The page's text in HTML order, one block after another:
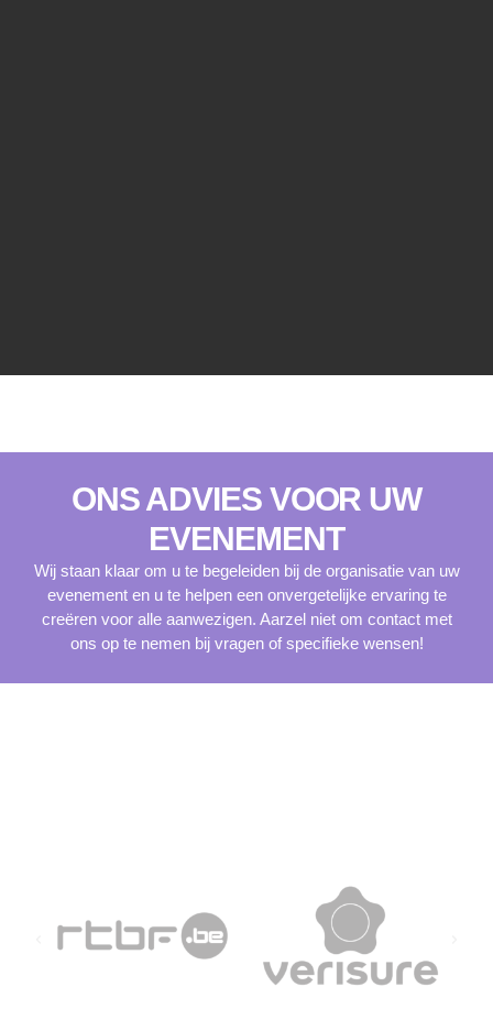
ONS ADVIES VOOR UW
EVENEMENT
Wij staan klaar om u te begeleiden bij de organisatie van uw
evenement en u te helpen een onvergetelijke ervaring te
creëren voor alle aanwezigen. Aarzel niet om contact met
ons op te nemen bij vragen of specifieke wensen!